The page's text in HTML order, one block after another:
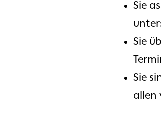
Sie
Sie
Sie
allen